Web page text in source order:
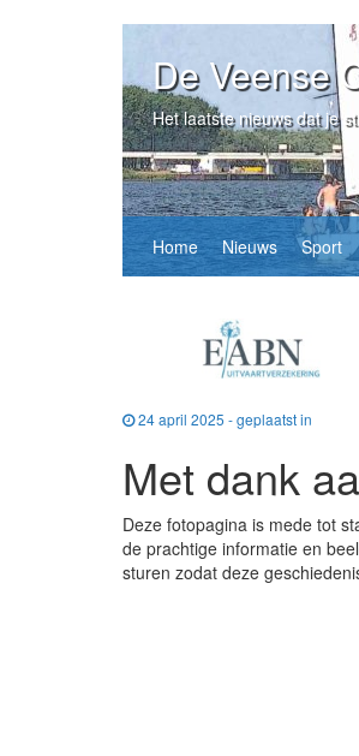
De Veense
Het laatste nieuws dat je
Home Nieuws Sport
24 april 2025 - geplaatst in
Met dank
Deze fotopagina is mede tot
de prachtige informatie en
sturen zodat deze